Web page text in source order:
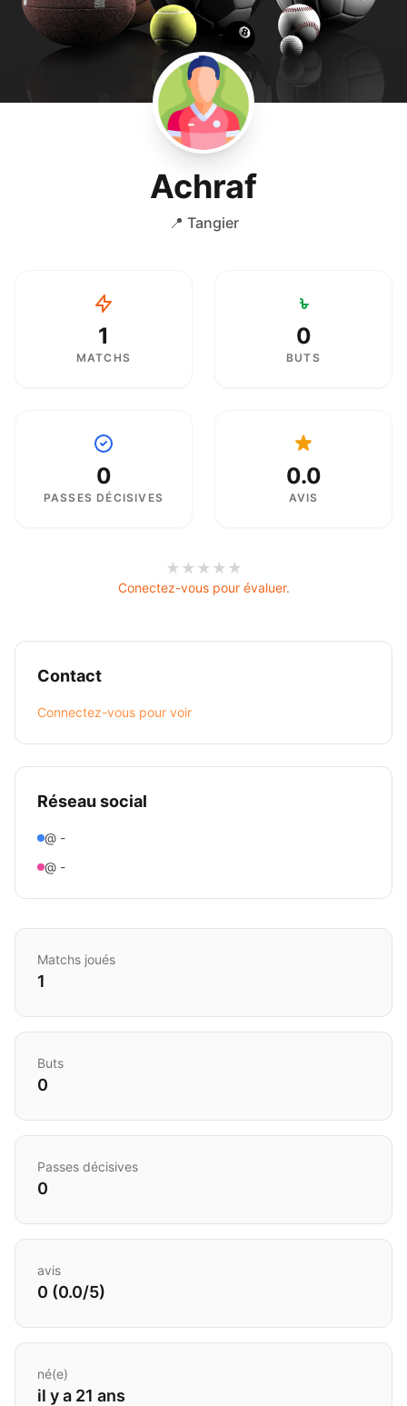
Achraf
📍 Tangier
1
MATCHS
0
BUTS
0
PASSES DÉCISIVES
0.0
AVIS
★ ★ ★ ★ ★
Conectez-vous pour évaluer.
Contact
Connectez-vous pour voir
Réseau social
@ -
@ -
Matchs joués
1
Buts
0
Passes décisives
0
avis
0 (0.0/5)
né(e)
il y a 21 ans